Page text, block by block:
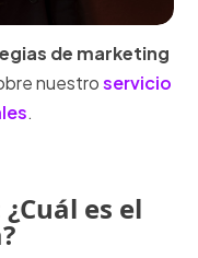
de marketing
nuestroservicio
.
es el